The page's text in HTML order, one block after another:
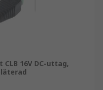
CLB 16V DC-uttag,